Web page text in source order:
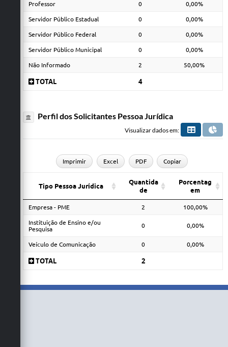
Professor 0 0,00%
Servidor Público Estadual 0 0,00%
Servidor Público Federal 0 0,00%
Servidor Público Municipal 0 0,00%
Não Informado 2 50,00%
TOTAL 4
Perfil dos Solicitantes Pessoa Jurídica
Visualizar dados em:
Imprimir Excel PDF Copiar
Tipo Pessoa Jurídica
Quantida
de
Porcentag
em
Empresa - PME 2 100,00%
Instituição de Ensino e/ou
Pesquisa
0 0,00%
Veículo de Comunicação 0 0,00%
TOTAL 2